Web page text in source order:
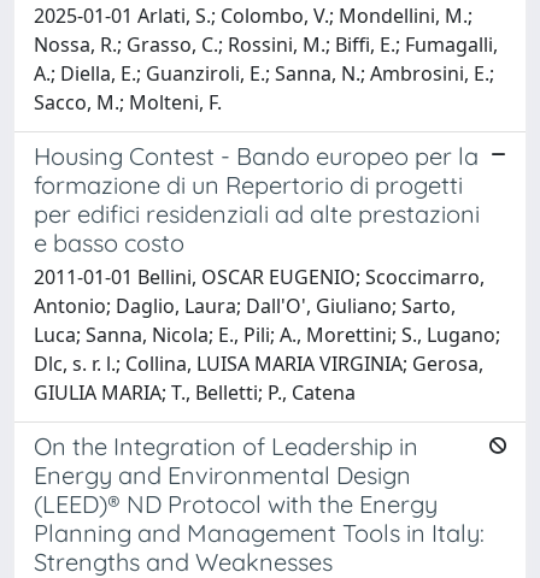
2025-01-01 Arlati, S.; Colombo, V.; Mondellini, M.;
Nossa, R.; Grasso, C.; Rossini, M.; Biffi, E.; Fumagalli,
A.; Diella, E.; Guanziroli, E.; Sanna, N.; Ambrosini, E.;
Sacco, M.; Molteni, F.
Housing Contest - Bando europeo per la
formazione di un Repertorio di progetti
per edifici residenziali ad alte prestazioni
e basso costo
2011-01-01 Bellini, OSCAR EUGENIO; Scoccimarro,
Antonio; Daglio, Laura; Dall'O', Giuliano; Sarto,
Luca; Sanna, Nicola; E., Pili; A., Morettini; S., Lugano;
Dlc, s. r. l.; Collina, LUISA MARIA VIRGINIA; Gerosa,
GIULIA MARIA; T., Belletti; P., Catena
On the Integration of Leadership in
Energy and Environmental Design
(LEED)® ND Protocol with the Energy
Planning and Management Tools in Italy:
Strengths and Weaknesses